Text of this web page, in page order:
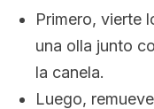
Primero, vierte
una olla junto
la canela.
Luego,